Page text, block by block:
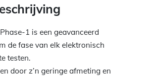
1 is een geavanceerd
de fase van elk elektronisch
testen.
door z’n geringe afmeting en